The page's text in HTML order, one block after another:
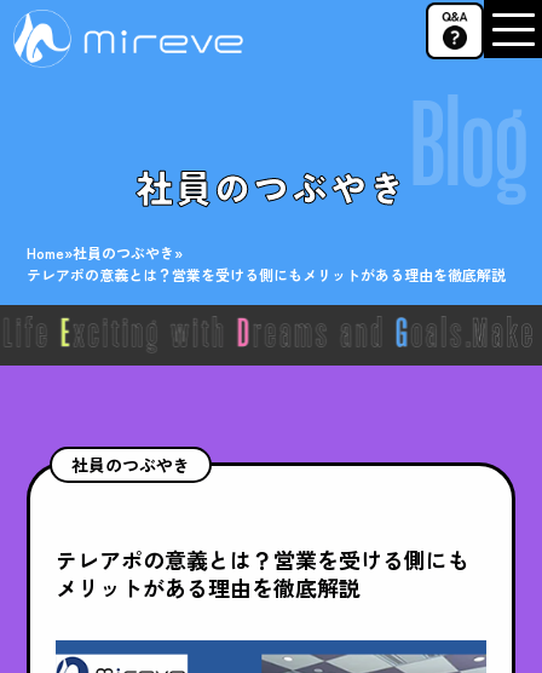
Blog
社員のつぶやき
Home»社員のつぶやき»
テレアポの意義とは？営業を受ける側にもメリットがある理由を徹底解説
社員のつぶやき
テレアポの意義とは？営業を受ける側にも
メリットがある理由を徹底解説